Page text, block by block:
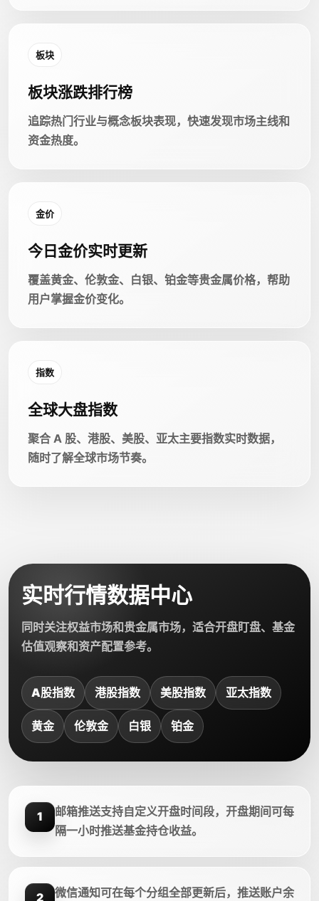
板块
板块涨跌排行榜
追踪热门行业与概念板块表现，快速发现市场主线和
资金热度。
金价
今日金价实时更新
覆盖黄金、伦敦金、白银、铂金等贵金属价格，帮助
用户掌握金价变化。
指数
全球大盘指数
聚合 A 股、港股、美股、亚太主要指数实时数据，
随时了解全球市场节奏。
实时行情数据中心
同时关注权益市场和贵金属市场，适合开盘盯盘、基金
估值观察和资产配置参考。
A股指数 港股指数 美股指数 亚太指数
黄金 伦敦金 白银 铂金
1
邮箱推送支持自定义开盘时间段，开盘期间可每
隔一小时推送基金持仓收益。
2
微信通知可在每个分组全部更新后，推送账户余